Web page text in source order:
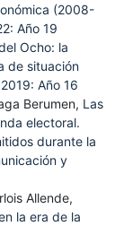
(2008-
Año 19
Ocho: la
de situación
Año 16
Berumen, Las
electoral.
durante la
y
Allende,
la era de la